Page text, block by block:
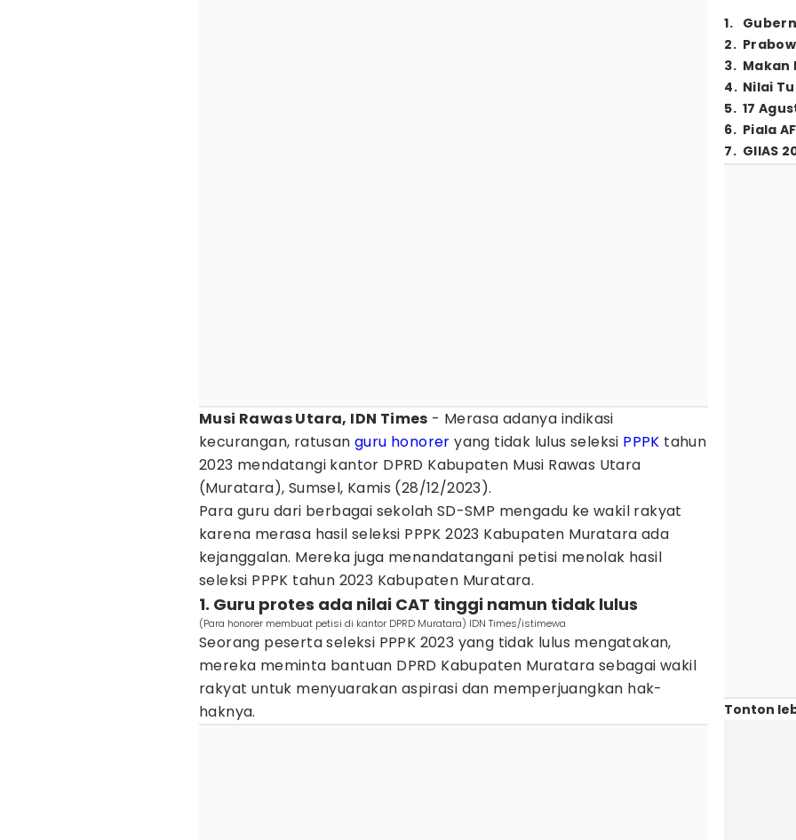
Musi Rawas Utara, IDN Times - Merasa adanya indikasi
kecurangan, ratusan guru honorer yang tidak lulus seleksi PPPK tahun
2023 mendatangi kantor DPRD Kabupaten Musi Rawas Utara
(Muratara), Sumsel, Kamis (28/12/2023).
Para guru dari berbagai sekolah SD-SMP mengadu ke wakil rakyat
karena merasa hasil seleksi PPPK 2023 Kabupaten Muratara ada
kejanggalan. Mereka juga menandatangani petisi menolak hasil
seleksi PPPK tahun 2023 Kabupaten Muratara.
1. Guru protes ada nilai CAT tinggi namun tidak lulus
(Para honorer membuat petisi di kantor DPRD Muratara) IDN Times/istimewa
Seorang peserta seleksi PPPK 2023 yang tidak lulus mengatakan,
mereka meminta bantuan DPRD Kabupaten Muratara sebagai wakil
rakyat untuk menyuarakan aspirasi dan memperjuangkan hak-
haknya.
1.
2.
3. Makan
4. Nilai
5. 17
6. Piala
7. GIIAS
Tonton